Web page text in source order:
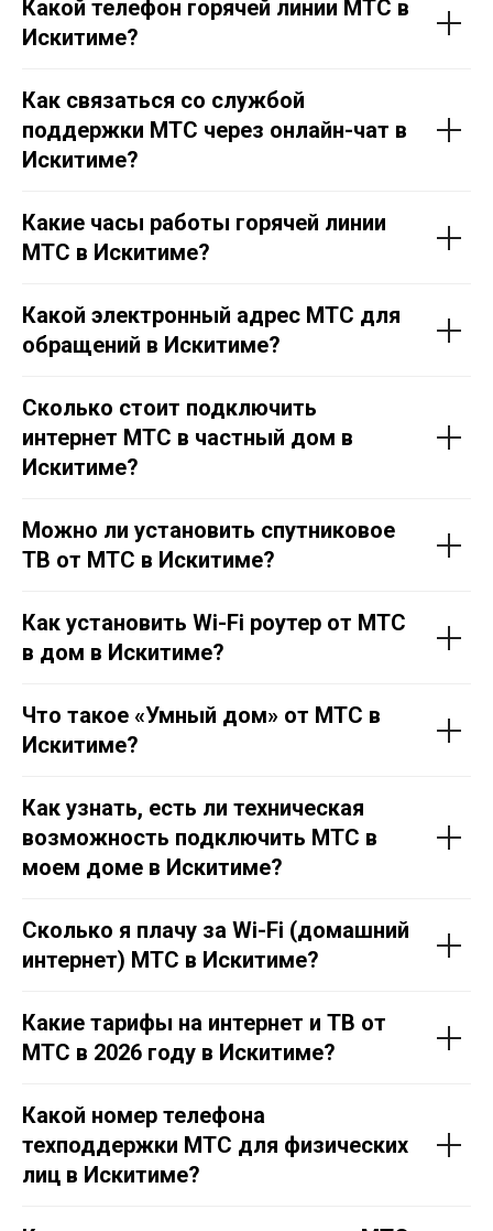
Какой телефон горячей линии МТС в
Искитиме?
Как связаться со службой
поддержки МТС через онлайн-чат в
Искитиме?
Какие часы работы горячей линии
МТС в Искитиме?
Какой электронный адрес МТС для
обращений в Искитиме?
Сколько стоит подключить
интернет МТС в частный дом в
Искитиме?
Можно ли установить спутниковое
ТВ от МТС в Искитиме?
Как установить Wi-Fi роутер от МТС
в дом в Искитиме?
Что такое «Умный дом» от МТС в
Искитиме?
Как узнать, есть ли техническая
возможность подключить МТС в
моем доме в Искитиме?
Сколько я плачу за Wi-Fi (домашний
интернет) МТС в Искитиме?
Какие тарифы на интернет и ТВ от
МТС в 2026 году в Искитиме?
Какой номер телефона
техподдержки МТС для физических
лиц в Искитиме?